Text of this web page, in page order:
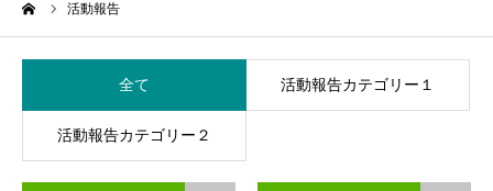
活動報告
全て 活動報告カテゴリー１
活動報告カテゴリー２
お問い合わせ